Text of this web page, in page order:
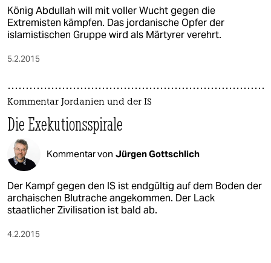
König Abdullah will mit voller Wucht gegen die
Extremisten kämpfen. Das jordanische Opfer der
islamistischen Gruppe wird als Märtyrer verehrt.
5.2.2015
Kommentar Jordanien und der IS
Die Exekutionsspirale
Kommentar von Jürgen Gottschlich
Der Kampf gegen den IS ist endgültig auf dem Boden der
archaischen Blutrache angekommen. Der Lack
staatlicher Zivilisation ist bald ab.
4.2.2015